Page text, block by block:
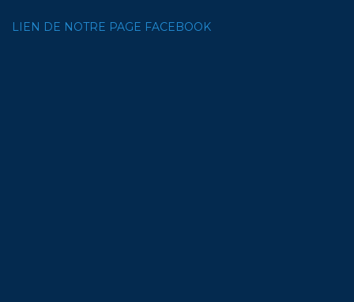
LIEN DE NOTRE PAGE FACEBOOK